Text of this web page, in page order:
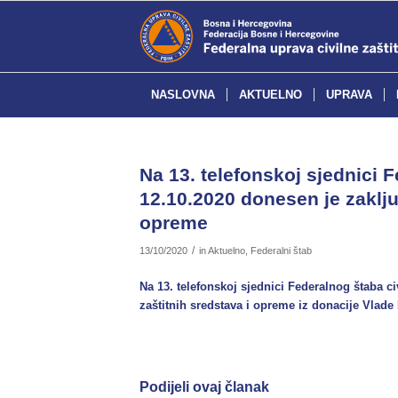
NASLOVNA AKTUELNO UPRAVA
Na 13. telefonskoj sjednici
12.10.2020 donesen je
opreme
13/10/2020 / inAktuelno Federalni štab
Na 13. telefonskoj sjednici Federalnog štaba
zaštitnih sredstava i opreme iz donacije
Podijeli ovaj članak